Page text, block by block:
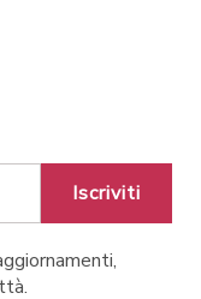
Iscriviti